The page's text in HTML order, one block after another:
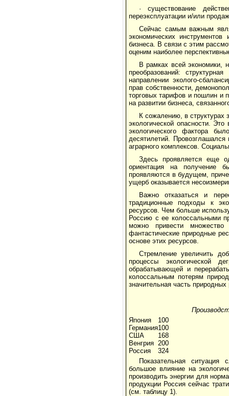
· существование
переэксплуатации и/или
Сейчас самым важным
экономических инструментов
бизнеса. В связи с этим
оценим наиболее
В рамках всей экономики,
преобразований:
направлении эколого-
прав собственности,
торговых тарифов и пошлин и
на развитии бизнеса,
К сожалению, в структурах
экологической опасности.
экологического фактора
десятилетий. Провозглашался
аграрного комплексов.
Здесь проявляется еще
ориентация на получение
проявляются в будущем,
ущерб оказы­вается
Важно отказаться и
традиционные подходы к
ресурсов. Чем больше
Россию с ее колоссальными
можно привести множество
фантастические природные
основе этих ресурсов.
Стремление увеличить
процессы экологической
обрабатывающей и
колоссальным потерям
значительная часть
Япония
100
Германия100
США
168
Венгрия 200
Россия
324
Показательная ситуация
большое влияние на
производить энергии для
продукции Россия сейчас
(см. таблицу 1).